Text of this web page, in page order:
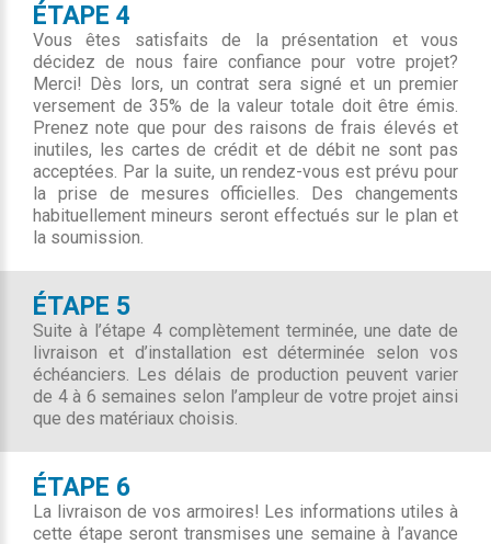
ÉTAPE 4
Vous êtes satisfaits de la présentation et vous
décidez de nous faire confiance pour votre projet?
Merci! Dès lors, un contrat sera signé et un premier
versement de 35% de la valeur totale doit être émis.
Prenez note que pour des raisons de frais élevés et
inutiles, les cartes de crédit et de débit ne sont pas
acceptées. Par la suite, un rendez-vous est prévu pour
la prise de mesures officielles. Des changements
habituellement mineurs seront effectués sur le plan et
la soumission.
ÉTAPE 5
Suite à l’étape 4 complètement terminée, une date de
livraison et d’installation est déterminée selon vos
échéanciers. Les délais de production peuvent varier
de 4 à 6 semaines selon l’ampleur de votre projet ainsi
que des matériaux choisis.
ÉTAPE 6
La livraison de vos armoires! Les informations utiles à
cette étape seront transmises une semaine à l’avance